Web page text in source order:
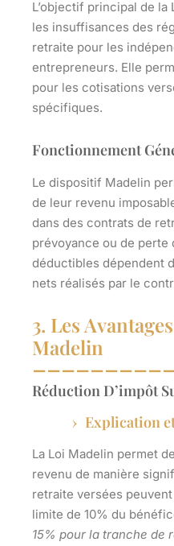
L’objectif principal de
les insuffisances des
retraite pour les
entrepreneurs. Elle
pour les cotisations
spécifiques.
Fonctionnement
Le dispositif Madelin
de leur revenu
dans des contrats de
prévoyance ou de perte
déductibles dépendent
nets réalisés par le
3. Les
Madelin
Réduction D’impôt
Explication
La Loi Madelin permet
revenu de manière
retraite versées
limite de 10% du
15% pour la tranche de